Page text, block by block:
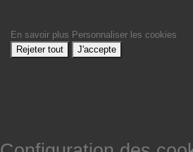
En savoir plus Personnaliser les cookies
Rejeter tout
J'accepte